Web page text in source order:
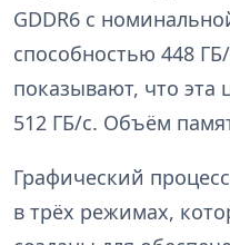
GDDR6 с
способностью 448
показывают, что эта
512 ГБ/с. Объём
Графический
в трёх режимах,